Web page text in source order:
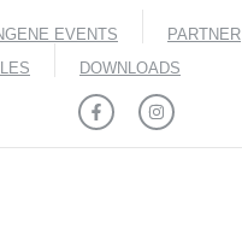
EVENTS
PARTNER
DOWNLOADS